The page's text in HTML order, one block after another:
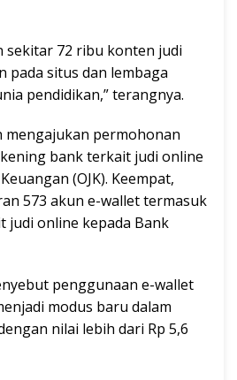
sekitar 72 ribu konten judi
pada situs dan lembaga
pendidikan,” terangnya.
mengajukan permohonan
bank terkait judi online
(OJK). Keempat,
573 akun e-wallet termasuk
judi online kepada Bank
penggunaan e-wallet
modus baru dalam
nilai lebih dari Rp 5,6